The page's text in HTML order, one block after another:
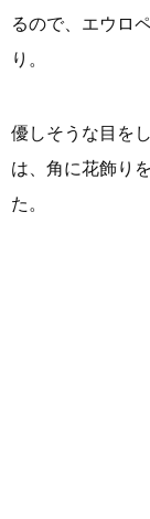
るので、エウロ
り。
優しそうな目を
は、角に花飾り
た。